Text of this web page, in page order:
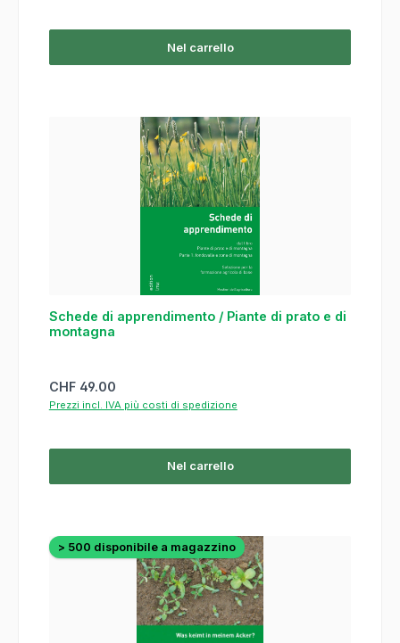
Nel carrello
Schede di apprendimento / Piante di prato e di
montagna
Prezzo normale:
CHF 49.00
Prezzi incl. IVA più costi di spedizione
Nel carrello
> 500 disponibile a magazzino